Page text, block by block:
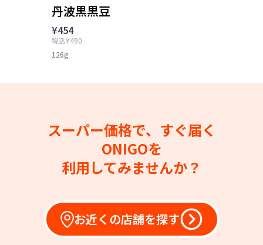
丹波黒黒豆
¥454
税込¥490
126g
スーパー価格で、すぐ届く
ONIGOを
利用してみませんか？
お近くの店舗を探す